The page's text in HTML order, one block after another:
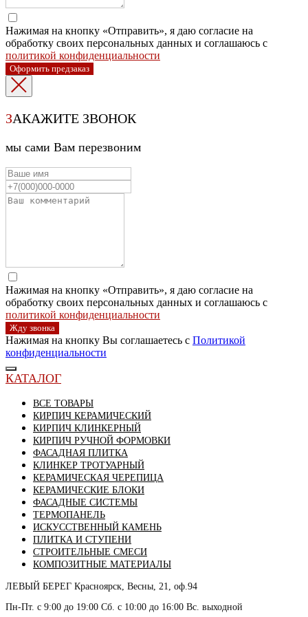
Нажимая на кнопку «Отправить», я даю согласие на
обработку своих персональных данных и соглашаюсь с
политикой конфиденциальности
Оформить предзаказ
ЗАКАЖИТЕ ЗВОНОК
мы сами Вам перезвоним
Нажимая на кнопку «Отправить», я даю согласие на
обработку своих персональных данных и соглашаюсь с
политикой конфиденциальности
Жду звонка
Нажимая на кнопку Вы соглашаетесь с Политикой
конфиденциальности
КАТАЛОГ
ВСЕ ТОВАРЫ
КИРПИЧ КЕРАМИЧЕСКИЙ
КИРПИЧ КЛИНКЕРНЫЙ
КИРПИЧ РУЧНОЙ ФОРМОВКИ
ФАСАДНАЯ ПЛИТКА
КЛИНКЕР ТРОТУАРНЫЙ
КЕРАМИЧЕСКАЯ ЧЕРЕПИЦА
КЕРАМИЧЕСКИЕ БЛОКИ
ФАСАДНЫЕ СИСТЕМЫ
ТЕРМОПАНЕЛЬ
ИСКУССТВЕННЫЙ КАМЕНЬ
ПЛИТКА И СТУПЕНИ
СТРОИТЕЛЬНЫЕ СМЕСИ
КОМПОЗИТНЫЕ МАТЕРИАЛЫ
ЛЕВЫЙ БЕРЕГ Красноярск, Весны, 21, оф.94
Пн-Пт. с 9:00 до 19:00 Сб. с 10:00 до 16:00 Вс. выходной